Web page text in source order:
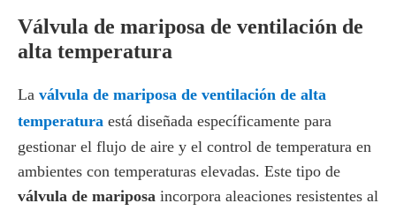
Válvula de mariposa de ventilación de
alta temperatura
La válvula de mariposa de ventilación de alta
temperatura está diseñada específicamente para
gestionar el flujo de aire y el control de temperatura en
ambientes con temperaturas elevadas. Este tipo de
válvula de mariposa incorpora aleaciones resistentes al